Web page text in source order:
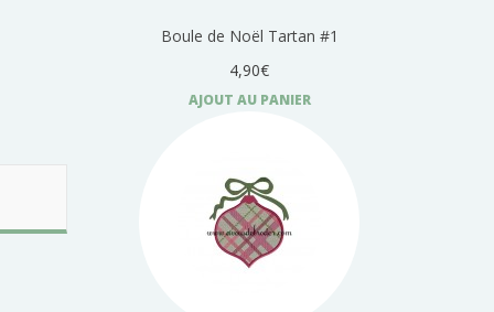
Boule de Noël Tartan #1
4,90€
AJOUT AU PANIER